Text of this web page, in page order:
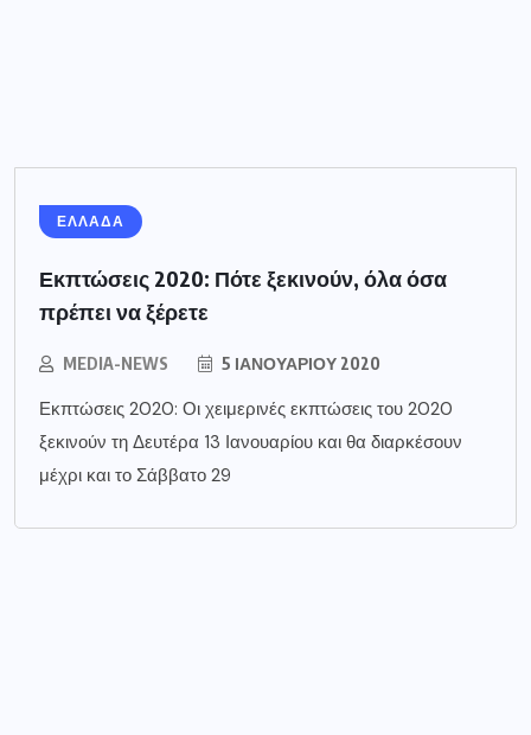
ΕΛΛΑΔΑ
Εκπτώσεις 2020: Πότε ξεκινούν, όλα όσα
πρέπει να ξέρετε
MEDIA-NEWS 5 ΙΑΝΟΥΑΡΊΟΥ 2020
Εκπτώσεις 2020: Οι χειμερινές εκπτώσεις του 2020
ξεκινούν τη Δευτέρα 13 Ιανουαρίου και θα διαρκέσουν
μέχρι και το Σάββατο 29